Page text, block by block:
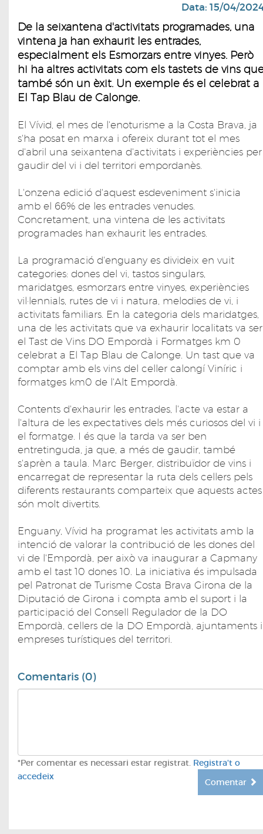
Data: 15/04/
De la seixantena d'activitats programades, una
vintena ja han exhaurit les entrades,
especialment els Esmorzars entre vinyes. Però
hi ha altres activitats com els tastets de vins
també són un èxit. Un exemple és el celebrat a
El Tap Blau de Calonge.
El Vívid, el mes de l'enoturisme a la Costa Brava, ja
s'ha posat en marxa i ofereix durant tot el mes
d'abril una seixantena d'activitats i experiències per
gaudir del vi i del territori empordanès.
L'onzena edició d'aquest esdeveniment s'inicia
amb el 66% de les entrades venudes.
Concretament, una vintena de les activitats
programades han exhaurit les entrades.
La programació d'enguany es divideix en vuit
categories: dones del vi, tastos singulars,
maridatges, esmorzars entre vinyes, experiències
vil·lennials, rutes de vi i natura, melodies de vi, i
activitats familiars. En la categoria dels maridatges,
una de les activitats que va exhaurir localitats va ser
el Tast de Vins DO Empordà i Formatges km 0
celebrat a El Tap Blau de Calonge. Un tast que va
comptar amb els vins del celler calongí Viníric i
formatges km0 de l'Alt Empordà.
Contents d'exhaurir les entrades, l'acte va estar a
l'altura de les expectatives dels més curiosos del vi i
el formatge. I és que la tarda va ser ben
entretinguda, ja que, a més de gaudir, també
s'aprèn a taula. Marc Berger, distribuïdor de vins i
encarregat de representar la ruta dels cellers pels
diferents restaurants comparteix que aquests actes
són molt divertits.
Enguany, Vívid ha programat les activitats amb la
intenció de valorar la contribució de les dones del
vi de l'Empordà, per això va inaugurar a Capmany
amb el tast 10 dones 10. La iniciativa és impulsada
pel Patronat de Turisme Costa Brava Girona de la
Diputació de Girona i compta amb el suport i la
participació del Consell Regulador de la DO
Empordà, cellers de la DO Empordà, ajuntaments i
empreses turístiques del territori.
Comentaris (0)
*Per comentar es necessari estar registrat. Registra't o
accedeix
Comentar